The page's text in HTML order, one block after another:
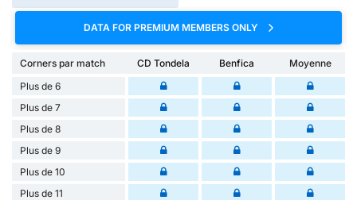
DATA FOR PREMIUM MEMBERS ONLY
Corners par match CD Tondela Benfica
Moyenne
Plus de 6
Plus de 7
Plus de 8
Plus de 9
Plus de 10
Plus de 11